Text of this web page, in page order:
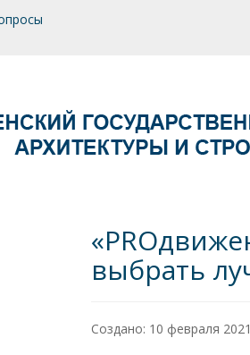
выбрать
Создано: 10 февраля 2021